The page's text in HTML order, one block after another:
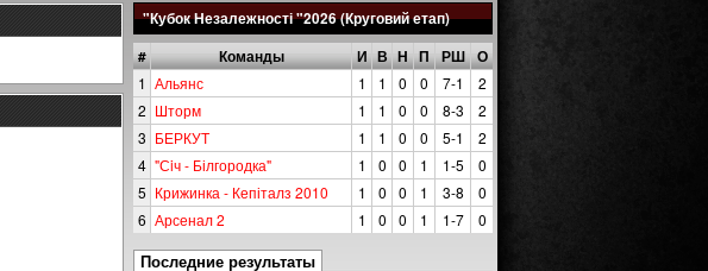
"Кубок Незалежності "2026 (Круговий етап)
# Команды И В Н П РШ О
1 Альянс 1 1 0 0 7-1
2
2 Шторм 1 1 0 0 8-3
2
3 БЕРКУТ 1 1 0 0 5-1
2
4 "Сiч - Білгородка" 1 0 0 1 1-5
0
5 Крижинка - Кепіталз 2010 1 0 0 1 3-8
0
6 Арсенал 2 1 0 0 1 1-7 0
Последние результаты